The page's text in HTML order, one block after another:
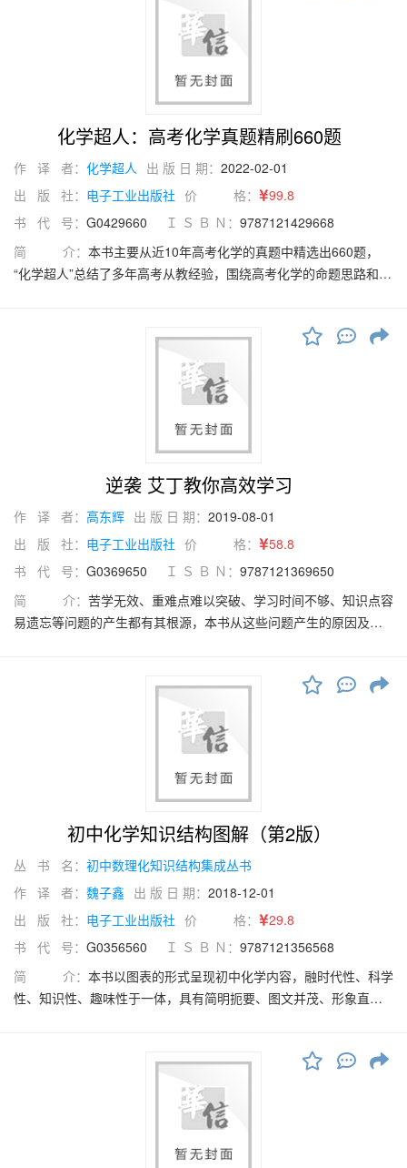
所学知识。本书还配有全程视频讲解课，每个知识点、每道题都附
有详细的视频讲解，视频课会放到封面二维码链接的网站上以及B站
“化学超人”账号里，供同学们随时免费观看学习。同学们可以先看视
频讲解课，再跟着视频课一起刷题，及时查漏补缺，最终实现知识
化学超人：高考化学真题精刷660题
作 译 者： 化学超人 出 版 日 期： 2022-02-01
出 版 社： 电子工业出版社 价 格：
99.8
书 代 号： G0429660 Ｉ Ｓ Ｂ Ｎ： 9787121429668
简 介： 本书主要从近10年高考化学的真题中精选出660题，
“化学超人”总结了多年高考从教经验，围绕高考化学的命题思路和方
反三、事半功倍。本书配有逐题讲解视频课。该视频课中的一部分
会放在B站“化学超人”这个账号上，供免费观看。B站“化学超人”账号
上还免费提供一些高中化学同步内容讲解以及高考一轮、二轮复习
其他内容的讲解。本书紧贴高考实战，高效实用，适合高考一轮和
二轮复习使用。高一、高二学有余力的学生也可用本书来提高化学
逆袭 艾丁教你高效学习
作 译 者： 高东辉 出 版 日 期： 2019-08-01
出 版 社： 电子工业出版社 价 格：
58.8
书 代 号： G0369650 Ｉ Ｓ Ｂ Ｎ： 9787121369650
简 介： 苦学无效、重难点难以突破、学习时间不够、知识点容
易遗忘等问题的产生都有其根源，本书从这些问题产生的原因及学
氧化还原反应；高二化学中的化学反应速率与平衡、溶液中的离子
问题、电化学及有机化学的部分；高三化学中的综合实验。通过对
具体难点内容的剖析，提出可操作性强的技巧、方法，帮助学生快
速解决困难；同时又毫不保留地将技巧方法的形成过程加以呈现，
希望能够帮助学生掌握学化学的方法。本书同时针对学生学习及考
试过程中因规划不合理而造成学习及考试效率低下的问题，从学习
学好、考好高中化学，更是为了提高学习能力。同时，本书也为有
志于从事高中化学教育及辅导的青年老师提供大量可供借鉴和思考
的经验。
初中化学知识结构图解（第2版）
丛 书 名： 初中数理化知识结构集成丛书
作 译 者： 魏子鑫 出 版 日 期： 2018-12-01
出 版 社： 电子工业出版社 价 格：
29.8
书 代 号： G0356560 Ｉ Ｓ Ｂ Ｎ： 9787121356568
简 介： 本书以图表的形式呈现初中化学内容，融时代性、科学
性、知识性、趣味性于一体，具有简明扼要、图文并茂、形象直
集成丛书”的修订和改版，针对读者的评论、问题及反馈等，将在内
容上进行更新和完善，版式上更优化合理。